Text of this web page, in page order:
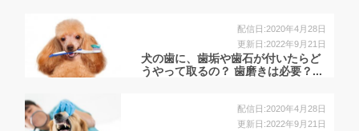
配信日:2020年4月28日
更新日:2022年9月21日
犬の歯に、歯垢や歯石が付いたらど
うやって取るの？ 歯磨きは必要？...
配信日:2020年4月28日
更新日:2022年9月21日